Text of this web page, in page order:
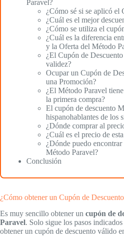
Paravel?
¿Cómo sé si se aplicó el
¿Cuál es el mejor
¿Cómo se utiliza el
¿Cuál es la diferencia
y la Oferta del Método
¿El Cupón de
validez?
Ocupar un Cupón de
una Promoción?
¿El Método Paravel
la primera compra?
El cupón de descuento
hispanohablantes de los
¿Dónde comprar al
¿Cuál es el precio de
¿Dónde puedo
Método Paravel?
Conclusión
¿Cómo obtener un Cupón de
Es muy sencillo obtener un cupón de
Paravel. Solo sigue los pasos
obtener un cupón de descuento válido